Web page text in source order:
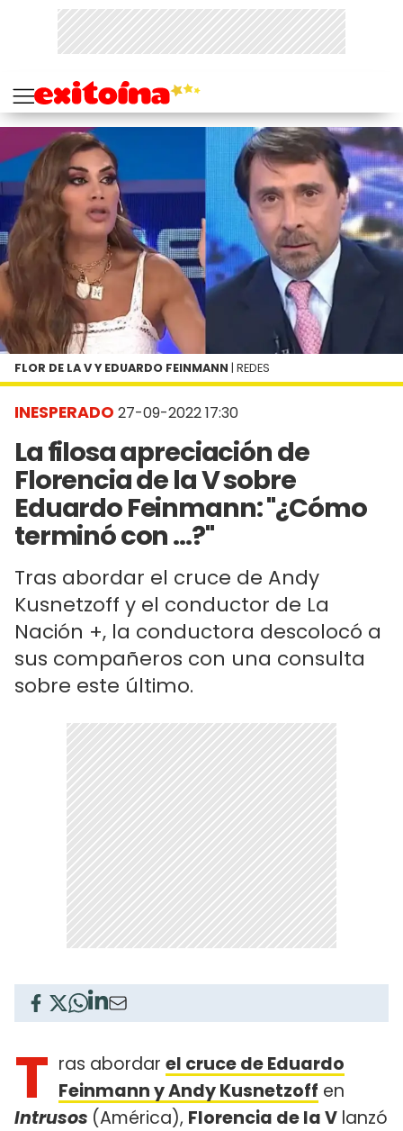
INESPERADO 27-09-2022 17:30
La filosa apreciación de
Florencia de la V sobre
Eduardo Feinmann: "¿Cómo
terminó con ...?"
Tras abordar el cruce de Andy
Kusnetzoff y el conductor de La
Nación +, la conductora descolocó a
sus compañeros con una consulta
sobre este último.
FLOR DE LA V Y EDUARDO FEINMANN | REDES
T ras abordar el cruce de Eduardo
Feinmann y Andy Kusnetzoff en
Intrusos (América), Florencia de la V lanzó